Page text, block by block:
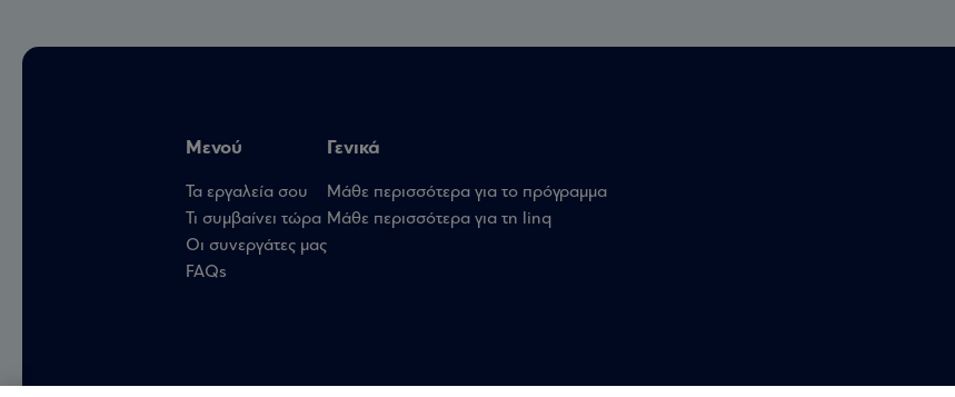
Μενού
Τα εργαλεία σου
Τι συμβαίνει τώρα
Οι συνεργάτες μας
FAQs
Γενικά
Μάθε περισσότερα για το πρόγραμμα
Μάθε περισσότερα για τη linq